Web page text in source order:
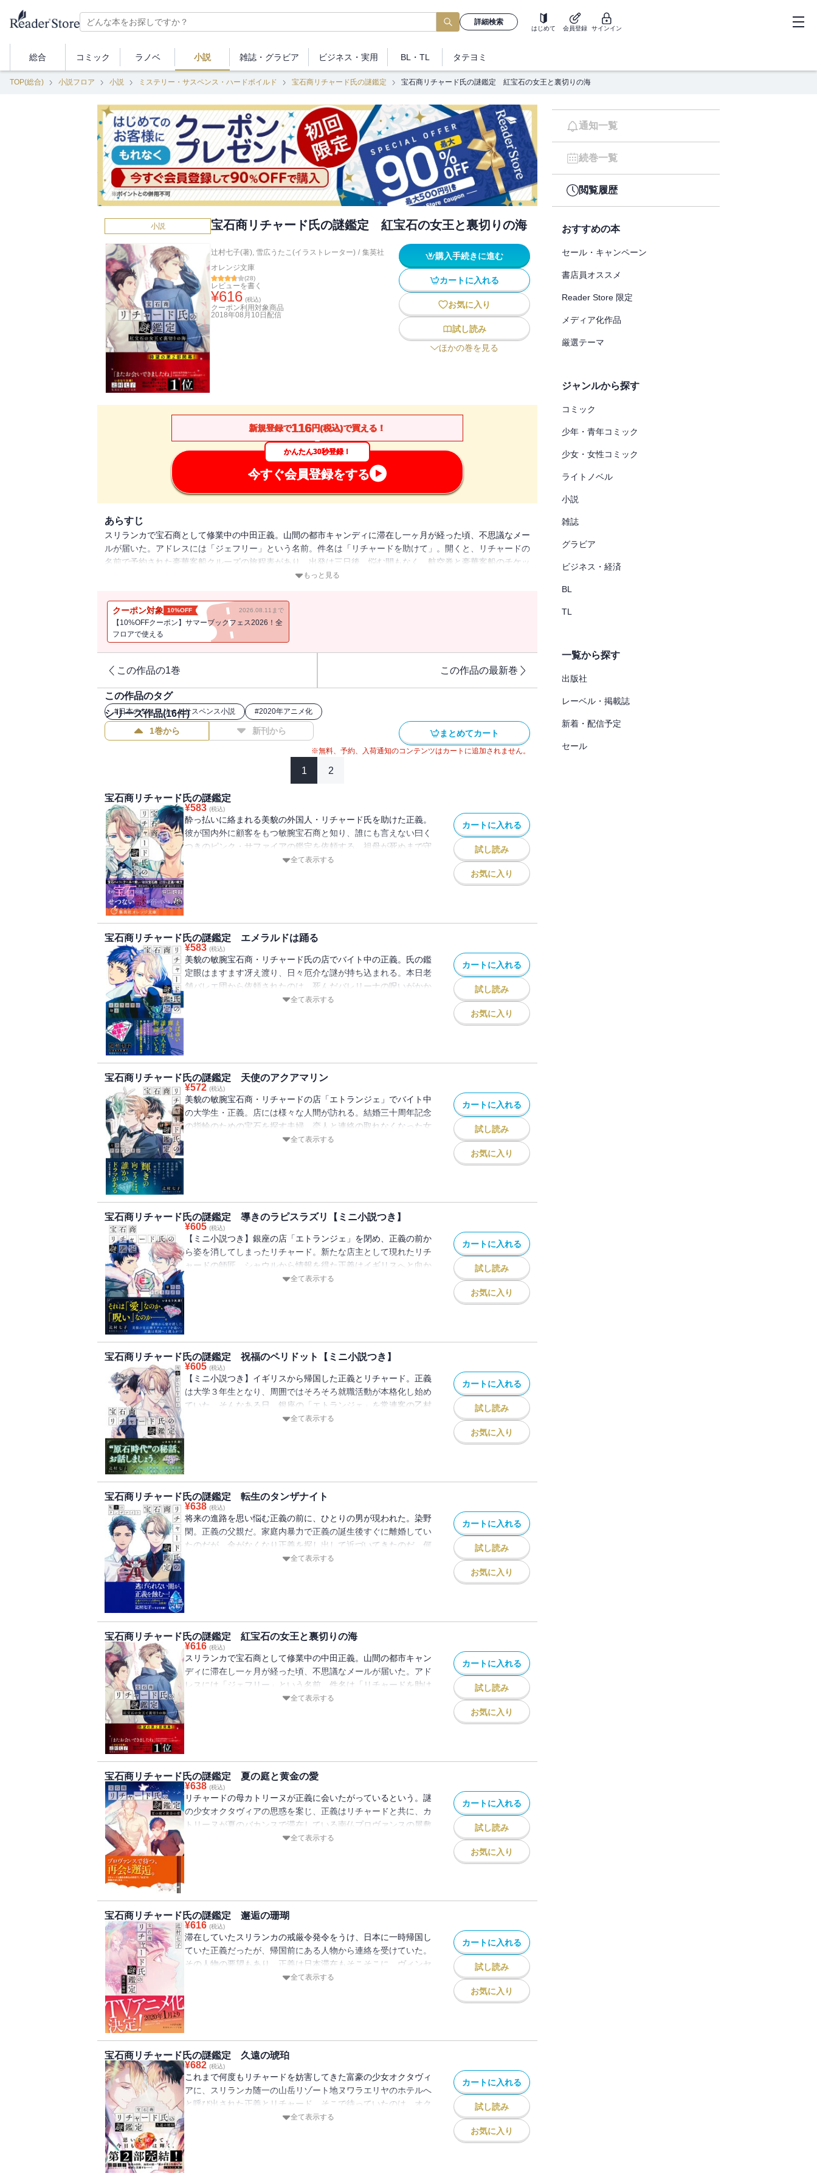
詳細検索
はじめて 会員登録 サインイン
総合 コミック ラノベ 小説 雑誌・ グラビア ビジネス ・実用 BL・TL タテヨミ
TOP(総合) 小説フロア 小説 ミステリー・サスペンス・ハードボイルド 宝石商リチャード氏の謎鑑定 宝石商リチャード氏の謎鑑定 紅宝石の女王と裏切りの海
小説 宝石商リチャード氏の謎鑑定 紅宝石の女王と裏切りの海
辻村七子(著), 雪広うたこ(イラストレーター) / 集英社
オレンジ文庫
(28)
レビューを書く
¥616 (税込)
クーポン利用対象商品
2018年08月10日 配信
購入手続きに進む
カートに入れる
お気に入り
試し読み
ほかの巻を見る
新規登録で116円(税込)で買える！
かんたん30秒登録！
今すぐ会員登録をする
あらすじ
スリランカで宝石商として修業中の中田正義。山間の都市キャンディに滞在し一ヶ月が経った頃、不思議なメー
ルが届いた。アドレスには「ジェフリー」という名前。件名は「リチャードを助けて」。開くと、リチャードの
名前で予約された豪華客船クルーズの旅程表があり、出発は三日後。悩む間もなく、航空券と豪華客船のチケッ
もっと見る
クーポン対象 10%OFF 2026.08.11まで
【10%OFFクーポン】サマーブックフェス2026！全
フロアで使える
この作品の1巻 この作品の最新巻
この作品のタグ
#日本のミステリー・サスペンス小説 #2020年アニメ化
シリーズ作品(16件)
1巻から 新刊から まとめてカート
※無料、予約、入荷通知のコンテンツはカートに追加されません。
1 2
宝石商リチャード氏の謎鑑定
¥583 (税込)
酔っ払いに絡まれる美貌の外国人・リチャード氏を助けた正義。
彼が国内外に顧客をもつ敏腕宝石商と知り、誰にも言えない曰く
つきのピンク・サファイアの鑑定を依頼する。祖母が死ぬまで守
っていたその宝石が秘めた切ない“謎”がリチャード氏により解か
ド/extra case. ローズクオーツに願いを
全て表示する
カートに入れる
試し読み
お気に入り
宝石商リチャード氏の謎鑑定 エメラルドは踊る
¥583 (税込)
美貌の敏腕宝石商・リチャード氏の店でバイト中の正義。氏の鑑
定眼はますます冴え渡り、日々厄介な謎が持ち込まれる。本日老
舗バレエ団から依頼されたのは、死んだバレリーナの呪いがかか
ったエメラルドのネックレスの謎鑑定。リチャード氏がエメラル
クレースの奇縁
全て表示する
カートに入れる
試し読み
お気に入り
宝石商リチャード氏の謎鑑定 天使のアクアマリン
¥572 (税込)
美貌の敏腕宝石商・リチャードの店「エトランジェ」でバイト中
の大学生・正義。店には様々な人間が訪れる。結婚三十周年記念
の指輪のための宝石を探す夫婦、恋人と連絡の取れなくなった女
子大学生。そして、とあるオークションへの代理出席を依頼する
全て表示する
カートに入れる
試し読み
お気に入り
宝石商リチャード氏の謎鑑定 導きのラピスラズリ【ミニ小説つき】
¥605 (税込)
【ミニ小説つき】銀座の店「エトランジェ」を閉め、正義の前か
ら姿を消してしまったリチャード。新たな店主として現れたリチ
ャードの師匠、シャウルから情報を得た正義はイギリスへと向か
う。リチャードの失踪の原因となった何かがある国へ。旅の途
case.1 ？？？/case.2 アレキサンドライトの秘めご
と/case.3 導きのラピスラズリ/case.4 ホワイト・サファイア
の福音/extra case. バイカラー・トルマリンの戯れ/【電子版限
定ミニ小説】曇天のアイオライト/【電子版限定ミニ小説】ムー
ンストーンの慈愛
全て表示する
カートに入れる
試し読み
お気に入り
宝石商リチャード氏の謎鑑定 祝福のペリドット【ミニ小説つき】
¥605 (税込)
【ミニ小説つき】イギリスから帰国した正義とリチャード。正義
は大学３年生となり、周囲ではそろそろ就職活動が本格化し始め
ていた。そんなある日、銀座の「エトランジェ」を常連客の乙村
が訪れた。乙村は、片想いしていた女性からもらったという桜色
リン/case.2 サードニクスの横顔/case.3 ジルコンの尊
厳/case.4 祝福のペリドット/extra case. 夜のアンダリュサイ
ト/【電子版限定ミニ小説】ふりかえればタイガーアイ
全て表示する
カートに入れる
試し読み
お気に入り
宝石商リチャード氏の謎鑑定 転生のタンザナイト
¥638 (税込)
将来の進路を思い悩む正義の前に、ひとりの男が現われた。染野
閑。正義の父親だ。家庭内暴力で正義の誕生後すぐに離婚してい
たのだが、金がなくなり正義を探し出して近づいてきたのだ。何
度追い払っても執拗につきまとわれた正義は、リチャードに迷惑
マリンの恋/case.4 転生のタンザナイト/extra case. シンハラ
イトは招く/あとがき
全て表示する
カートに入れる
試し読み
お気に入り
宝石商リチャード氏の謎鑑定 紅宝石の女王と裏切りの海
¥616 (税込)
スリランカで宝石商として修業中の中田正義。山間の都市キャン
ディに滞在し一ヶ月が経った頃、不思議なメールが届いた。アド
レスには「ジェフリー」という名前。件名は「リチャードを助け
て」。開くと、リチャードの名前で予約された豪華客船クルーズ
全て表示する
カートに入れる
試し読み
お気に入り
宝石商リチャード氏の謎鑑定 夏の庭と黄金の愛
¥638 (税込)
リチャードの母カトリーヌが正義に会いたがっているという。謎
の少女オクタヴィアの思惑を案じ、正義はリチャードと共に、カ
トリーヌが夏のバカンスで滞在している南仏プロヴァンスの屋敷
を訪ねる。到着したリチャードと正義に、カトリーヌは敷地に隠
全て表示する
カートに入れる
試し読み
お気に入り
宝石商リチャード氏の謎鑑定 邂逅の珊瑚
¥616 (税込)
滞在していたスリランカの戒厳令発令をうけ、日本に一時帰国し
ていた正義だったが、帰国前にある人物から連絡を受けていた。
その人物の要望もあり、正義は日本滞在もそこそこに、ヴィンセ
ントに会うため香港へと飛んだ。かつてリチャードを裏切ってい
全て表示する
カートに入れる
試し読み
お気に入り
宝石商リチャード氏の謎鑑定 久遠の琥珀
¥682 (税込)
これまで何度もリチャードを妨害してきた富豪の少女オクタヴィ
アに、スリランカ随一の山岳リゾート地ヌワラエリヤのホテルへ
と呼び出された正義とリチャード。そこで待っていたのは、オク
タヴィアとヴィンセントだった。ジェフリー、ヘンリーとも合流
全て表示する
カートに入れる
試し読み
お気に入り
通知一覧
続巻一覧
閲覧履歴
おすすめの本
セール・キャンペーン
書店員オススメ
Reader Store 限定
メディア化作品
厳選テーマ
ジャンルから探す
コミック
少年・青年コミック
少女・女性コミック
ライトノベル
小説
雑誌
グラビア
ビジネス・経済
BL
TL
一覧から探す
出版社
レーベル・掲載誌
新着・配信予定
セール